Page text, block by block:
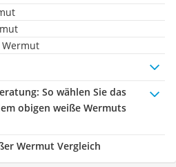
: So wählen Sie das
obigen weiße Wermuts
Wermut Vergleich